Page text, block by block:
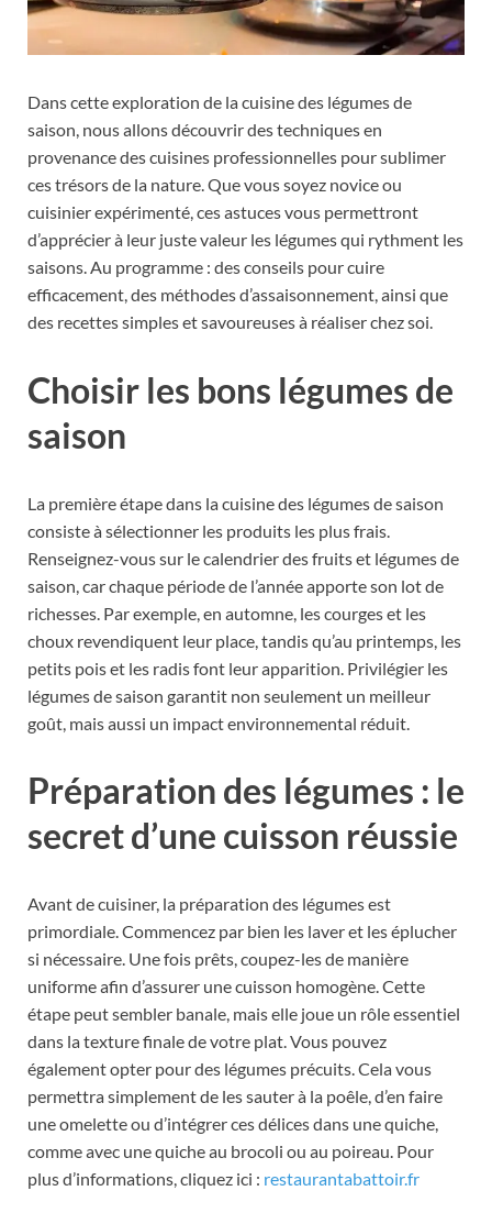
Dans cette exploration de la cuisine des légumes de
saison, nous allons découvrir des techniques en
provenance des cuisines professionnelles pour sublimer
ces trésors de la nature. Que vous soyez novice ou
cuisinier expérimenté, ces astuces vous permettront
d’apprécier à leur juste valeur les légumes qui rythment les
saisons. Au programme : des conseils pour cuire
efficacement, des méthodes d’assaisonnement, ainsi que
des recettes simples et savoureuses à réaliser chez soi.
Choisir les bons légumes de
saison
La première étape dans la cuisine des légumes de saison
consiste à sélectionner les produits les plus frais.
Renseignez-vous sur le calendrier des fruits et légumes de
saison, car chaque période de l’année apporte son lot de
richesses. Par exemple, en automne, les courges et les
choux revendiquent leur place, tandis qu’au printemps, les
petits pois et les radis font leur apparition. Privilégier les
légumes de saison garantit non seulement un meilleur
goût, mais aussi un impact environnemental réduit.
Préparation des légumes : le
secret d’une cuisson réussie
Avant de cuisiner, la préparation des légumes est
primordiale. Commencez par bien les laver et les éplucher
si nécessaire. Une fois prêts, coupez-les de manière
uniforme afin d’assurer une cuisson homogène. Cette
étape peut sembler banale, mais elle joue un rôle essentiel
dans la texture finale de votre plat. Vous pouvez
également opter pour des légumes précuits. Cela vous
permettra simplement de les sauter à la poêle, d’en faire
une omelette ou d’intégrer ces délices dans une quiche,
comme avec une quiche au brocoli ou au poireau. Pour
plus d’informations, cliquez ici : restaurantabattoir.fr